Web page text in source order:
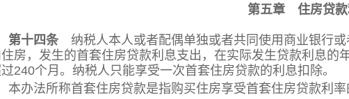
第五章 住房贷款
十四条 纳税人本人或者配偶单独或者共同使用商业银行
住房，发生的首套住房贷款利息支出，在实际发生贷款利息
240个月。纳税人只能享受一次首套住房贷款的利息扣除。
办法所称首套住房贷款是指购买住房享受首套住房贷款利率